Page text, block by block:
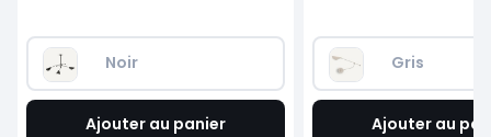
Noir
Ajouter au panier
Gris
Ajouter au